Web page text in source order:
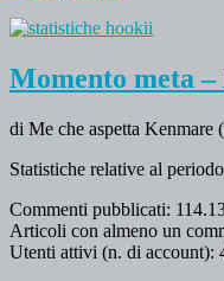
Momento meta
di Me che aspetta Kenmare
Statistiche relative al
Commenti pubblicati:
Articoli con almeno un
Utenti attivi (n. di account):